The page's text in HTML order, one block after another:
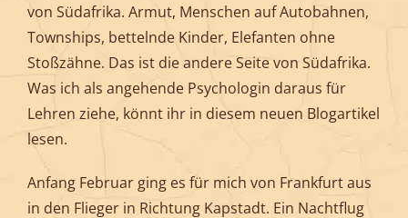
von Südafrika. Armut, Menschen auf Autobahnen,
Townships, bettelnde Kinder, Elefanten ohne
Stoßzähne. Das ist die andere Seite von Südafrika.
Was ich als angehende Psychologin daraus für
Lehren ziehe, könnt ihr in diesem neuen Blogartikel
lesen.
Anfang Februar ging es für mich von Frankfurt aus
in den Flieger in Richtung Kapstadt. Ein Nachtflug